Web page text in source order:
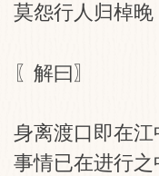
莫怨行人归棹晚
〖解曰〗
身离渡口即在
事情已在进行